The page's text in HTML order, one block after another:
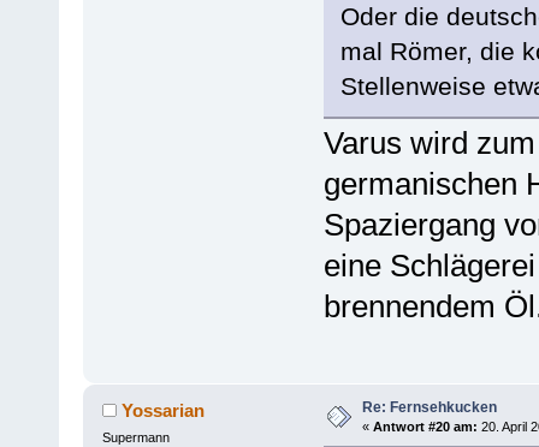
Oder die
mal Römer, die
Stellenweise
Varus wird
germanischen
Spaziergang
eine
brennendem
Yossarian
Supermann
Re: Fernsehkucken
« Antwort #20 am: 20. April